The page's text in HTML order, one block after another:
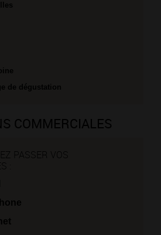
de dégustation
COMMERCIALES
PASSER VOS
: